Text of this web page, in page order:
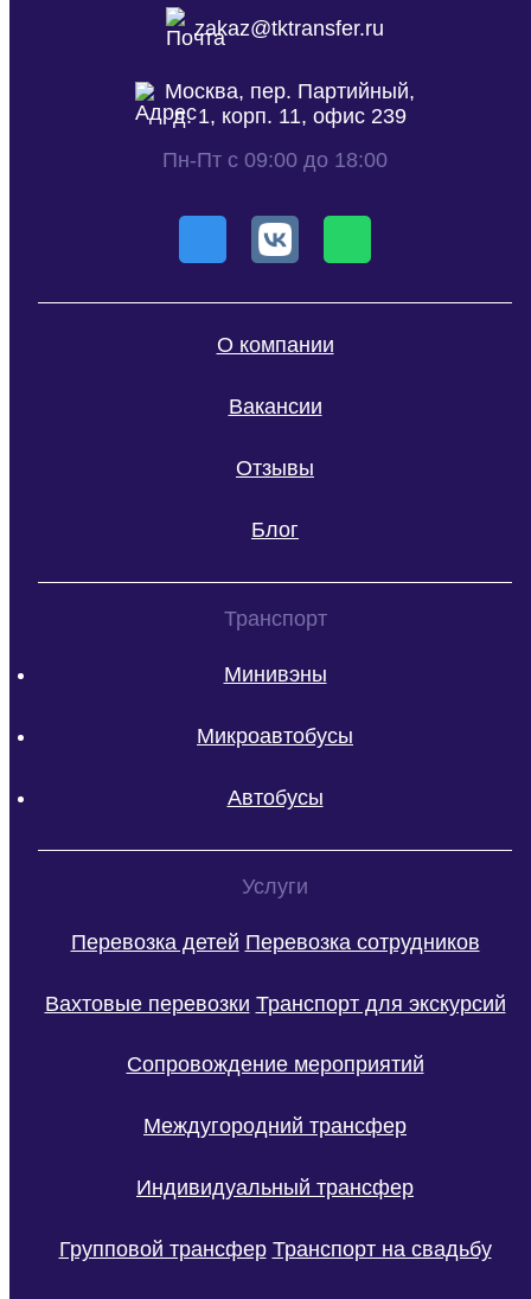
zakaz@tktransfer.ru
Москва, пер. Партийный,
д. 1, корп. 11, офис 239
Пн-Пт с 09:00 до 18:00
О компании
Вакансии
Отзывы
Блог
Транспорт
Минивэны
Микроавтобусы
Автобусы
Услуги
Перевозка детей Перевозка сотрудников
Вахтовые перевозки Транспорт для экскурсий
Сопровождение мероприятий
Междугородний трансфер
Индивидуальный трансфер
Групповой трансфер Транспорт на свадьбу